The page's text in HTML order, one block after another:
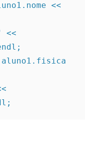
<<
<<